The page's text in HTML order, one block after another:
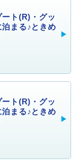
ト(R)・グッ
泊まる♪ときめ
ト(R)・グッ
泊まる♪ときめ